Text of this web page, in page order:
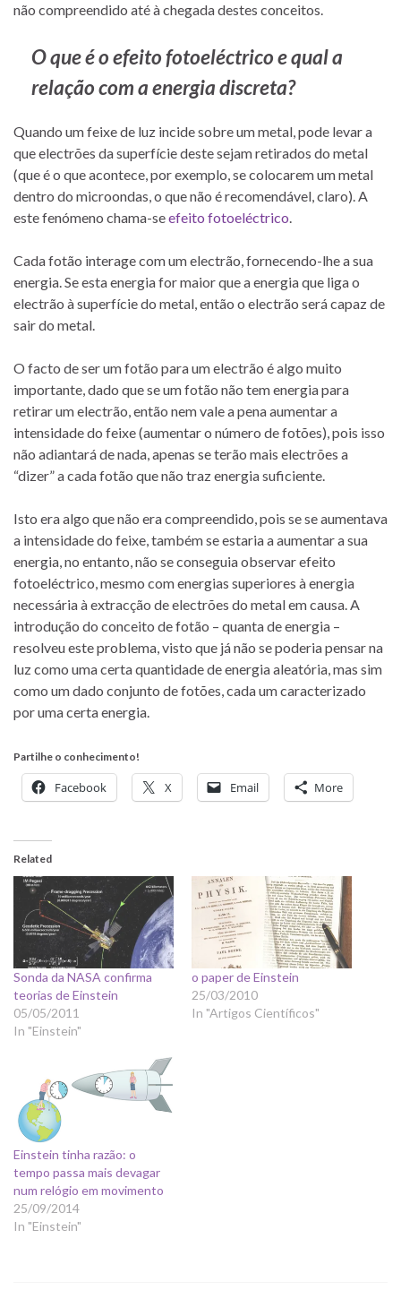
não compreendido até à chegada destes conceitos.
O que é o efeito fotoeléctrico e qual a
relação com a energia discreta?
Quando um feixe de luz incide sobre um metal, pode levar a
que electrões da superfície deste sejam retirados do metal
(que é o que acontece, por exemplo, se colocarem um metal
dentro do microondas, o que não é recomendável, claro). A
este fenómeno chama-seefeito fotoeléctrico.
Cada fotão interage com um electrão, fornecendo-lhe a sua
energia. Se esta energia for maior que a energia que liga o
electrão à superfície do metal, então o electrão será capaz de
sair do metal.
O facto de ser um fotão para um electrão é algo muito
importante, dado que se um fotão não tem energia para
retirar um electrão, então nem vale a pena aumentar a
intensidade do feixe (aumentar o número de fotões), pois isso
não adiantará de nada, apenas se terão mais electrões a
“dizer” a cada fotão que não traz energia suficiente.
Isto era algo que não era compreendido, pois se se aumentava
a intensidade do feixe, também se estaria a aumentar a sua
energia, no entanto, não se conseguia observar efeito
fotoeléctrico, mesmo com energias superiores à energia
necessária à extracção de electrões do metal em causa. A
introdução do conceito de fotão – quanta de energia –
resolveu este problema, visto que já não se poderia pensar na
luz como uma certa quantidade de energia aleatória, mas sim
como um dado conjunto de fotões, cada um caracterizado
por uma certa energia.
Partilhe o conhecimento!
Facebook X Email More
Related
Sonda da NASA confirma
teorias de Einstein
05/05/2011
In "Einstein"
o paper de Einstein
25/03/2010
In "Artigos Científicos"
Einstein tinha razão: o
tempo passa mais devagar
num relógio em movimento
25/09/2014
In "Einstein"